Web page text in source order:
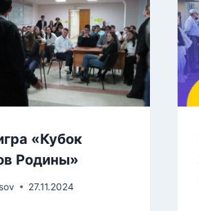
«Кубок
Родины»
27.11.2024